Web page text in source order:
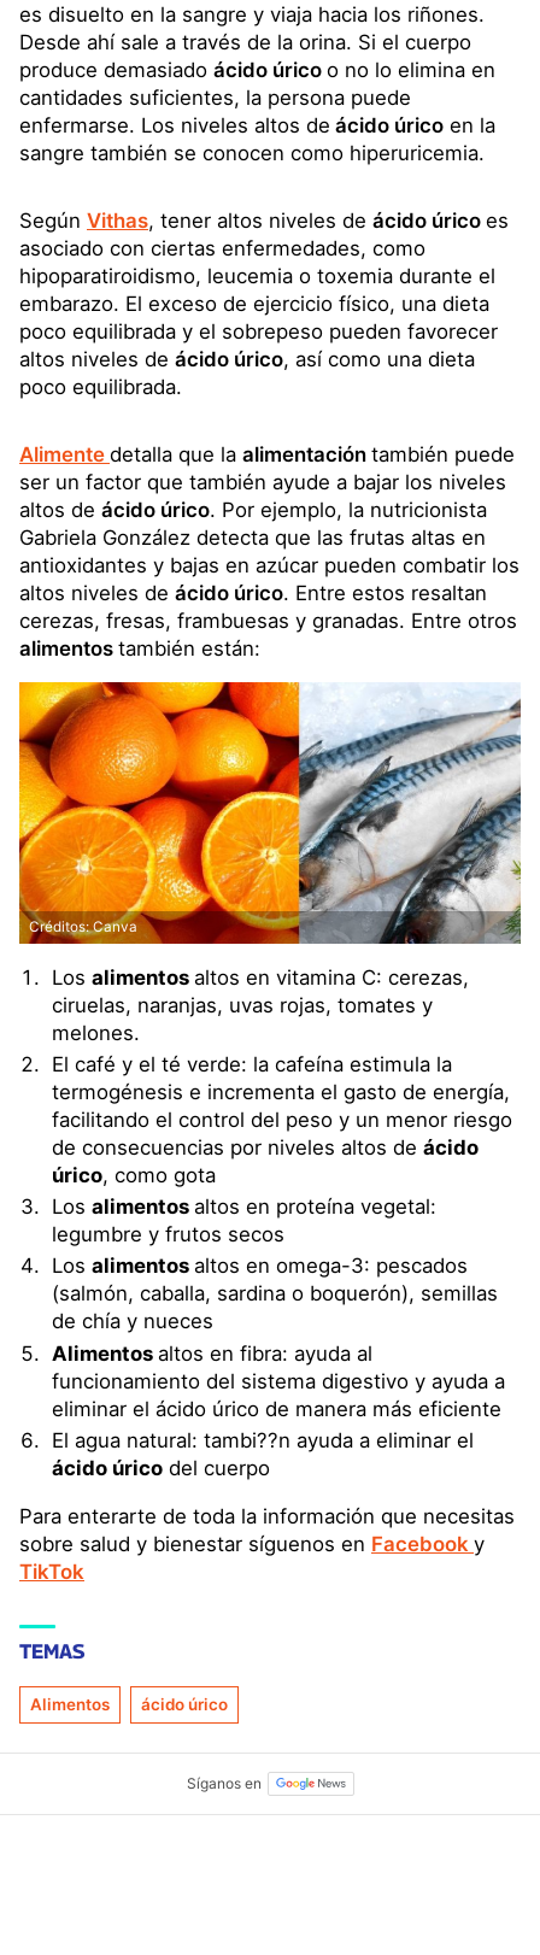
es disuelto en la sangre y viaja hacia los riñones.
Desde ahí sale a través de la orina. Si el cuerpo
produce demasiado ácido úrico o no lo elimina en
cantidades suficientes, la persona puede
enfermarse. Los niveles altos de ácido úrico en la
sangre también se conocen como hiperuricemia.
Según Vithas, tener altos niveles de ácido úrico es
asociado con ciertas enfermedades, como
hipoparatiroidismo, leucemia o toxemia durante el
embarazo. El exceso de ejercicio físico, una dieta
poco equilibrada y el sobrepeso pueden favorecer
altos niveles de ácido úrico, así como una dieta
poco equilibrada.
Alimente detalla que la alimentación también puede
ser un factor que también ayude a bajar los niveles
altos de ácido úrico. Por ejemplo, la nutricionista
Gabriela González detecta que las frutas altas en
antioxidantes y bajas en azúcar pueden combatir los
altos niveles de ácido úrico. Entre estos resaltan
cerezas, fresas, frambuesas y granadas. Entre otros
alimentos también están:
Créditos: Canva
Losalimentosaltos en vitamina C: cerezas,
ciruelas, naranjas, uvas rojas, tomates y
melones.
El café y el té verde: la cafeína estimula la
termogénesis e incrementa el gasto de energía,
facilitando el control del peso y un menor riesgo
de consecuencias por niveles altos deácido
úrico, como gota
Losalimentosaltos en proteína vegetal:
legumbre y frutos secos
Losalimentosaltos en omega-3: pescados
(salmón, caballa, sardina o boquerón), semillas
de chía y nueces
Alimentosaltos en fibra: ayuda al
funcionamiento del sistema digestivo y ayuda a
eliminar el ácido úrico de manera más eficiente
El agua natural: tambi??n ayuda a eliminar el
ácido úrico del cuerpo
Para enterarte de toda la información que necesitas
sobre salud y bienestar síguenos en Facebook y
TikTok
TEMAS
Alimentos ácido úrico